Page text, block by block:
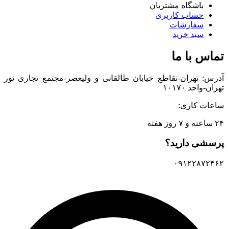
باشگاه مشتریان
حساب کاربری
سفارشات
سبد خرید
تماس با ما
آدرس: تهران-تقاطع خیابان طالقانی و ولیعصر-مجتمع تجاری نور
تهران-واحد ۱۰۱۷۰
ساعات کاری:
۲۴ ساعته و ۷ روز هفته
پرسشی دارید؟
۰۹۱۲۲۸۷۲۴۶۲